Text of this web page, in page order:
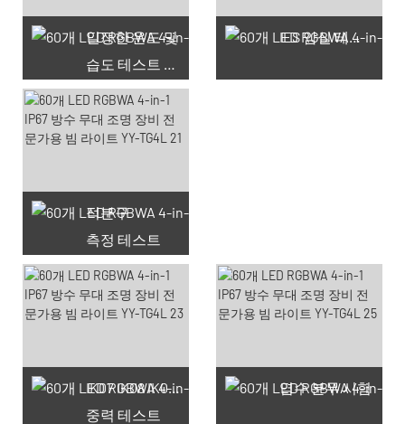
일정한 온도 및
습도 테스트 챔버
IES 암실 테스트
적분구
측정 테스트
사용 가능한 쿠폰 66개
IK07 IK08 IK09 IK10
중력 테스트
염수 분무 시험